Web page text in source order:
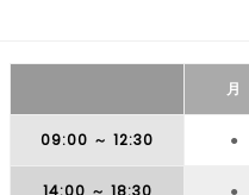
月
09:00 ～ 12:30 ●
14:00 ～ 18:30 ●